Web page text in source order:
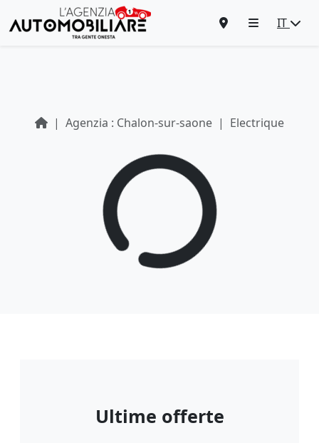
IT
Agenzia : Chalon-sur-saone Electrique
Ultime offerte